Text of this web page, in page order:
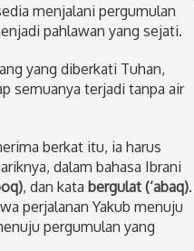
menjalani pergumulan
pahlawan yang sejati.
yang diberkati Tuhan,
semuanya terjadi tanpa air
berkat itu, ia harus
dalam bahasa Ibrani
, dan kata bergulat (‘abaq).
perjalanan Yakub menuju
pergumulan yang